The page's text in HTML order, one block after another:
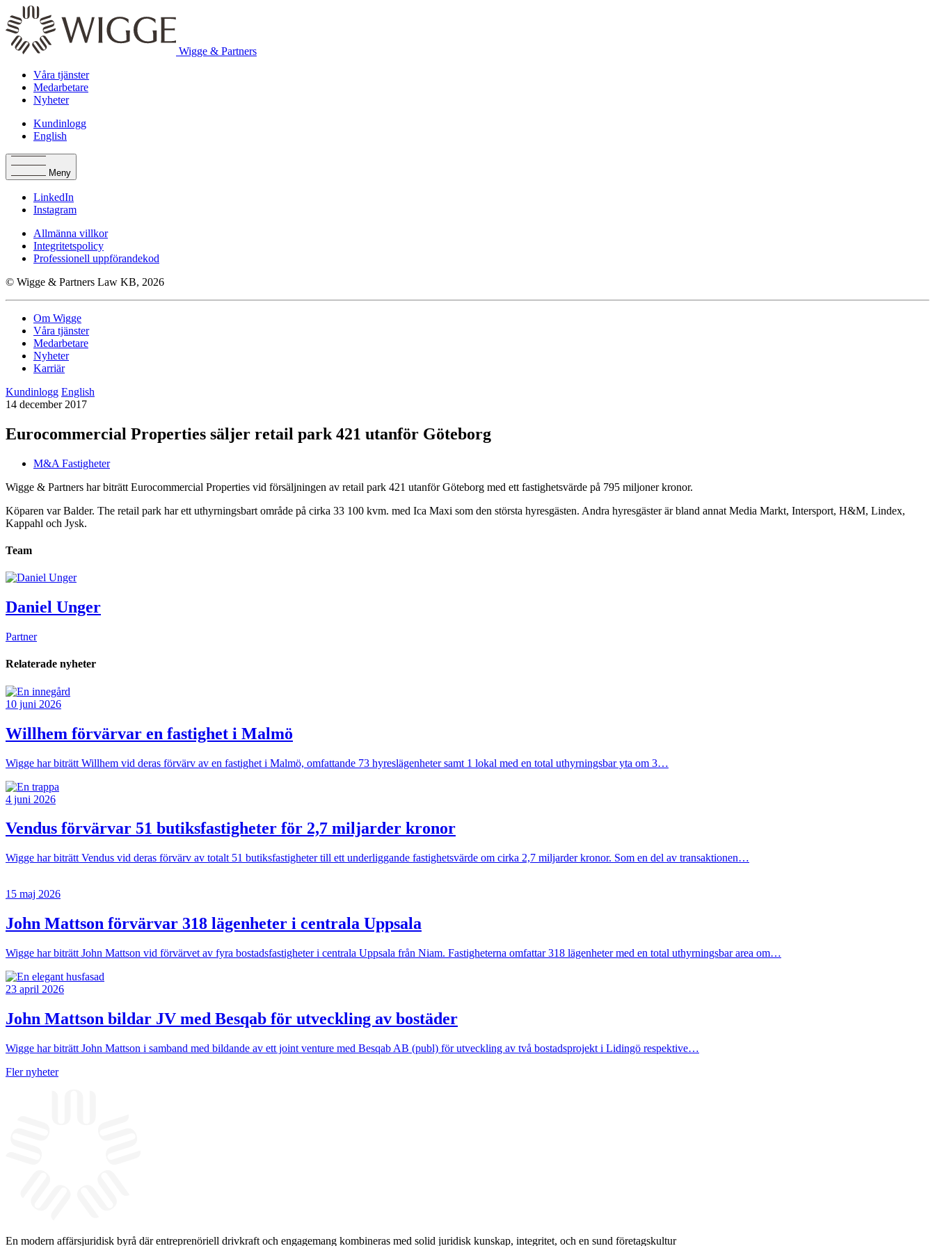
Wigge & Partners
Våra tjänster
Medarbetare
Nyheter
Kundinlogg
English
Meny
LinkedIn
Instagram
Allmänna villkor
Integritetspolicy
Professionell uppförandekod
© Wigge & Partners Law KB, 2026
Om Wigge
Våra tjänster
Medarbetare
Nyheter
Karriär
Kundinlogg English
14 december 2017
Eurocommercial Properties säljer retail park 421 utanför Göteborg
M&A Fastigheter
Wigge & Partners har biträtt Eurocommercial Properties vid försäljningen av retail park 421 utanför Göteborg med ett fastighetsvärde på 795 miljoner kronor.
Köparen var Balder. The retail park har ett uthyrningsbart område på cirka 33 100 kvm. med Ica Maxi som den största hyresgästen. Andra hyresgäster är bland annat Media Markt, Intersport, H&M, Lindex,
Kappahl och Jysk.
Team
Daniel Unger
Partner
Relaterade nyheter
10 juni 2026
Willhem förvärvar en fastighet i Malmö
Wigge har biträtt Willhem vid deras förvärv av en fastighet i Malmö, omfattande 73 hyreslägenheter samt 1 lokal med en total uthyrningsbar yta om 3…
4 juni 2026
Vendus förvärvar 51 butiksfastigheter för 2,7 miljarder kronor
Wigge har biträtt Vendus vid deras förvärv av totalt 51 butiksfastigheter till ett underliggande fastighetsvärde om cirka 2,7 miljarder kronor. Som en del av transaktionen…
15 maj 2026
John Mattson förvärvar 318 lägenheter i centrala Uppsala
Wigge har biträtt John Mattson vid förvärvet av fyra bostadsfastigheter i centrala Uppsala från Niam. Fastigheterna omfattar 318 lägenheter med en total uthyrningsbar area om…
23 april 2026
John Mattson bildar JV med Besqab för utveckling av bostäder
Wigge har biträtt John Mattson i samband med bildande av ett joint venture med Besqab AB (publ) för utveckling av två bostadsprojekt i Lidingö respektive…
Fler nyheter
En modern affärsjuridisk byrå där entreprenöriell drivkraft och engagemang kombineras med solid juridisk kunskap, integritet, och en sund företagskultur